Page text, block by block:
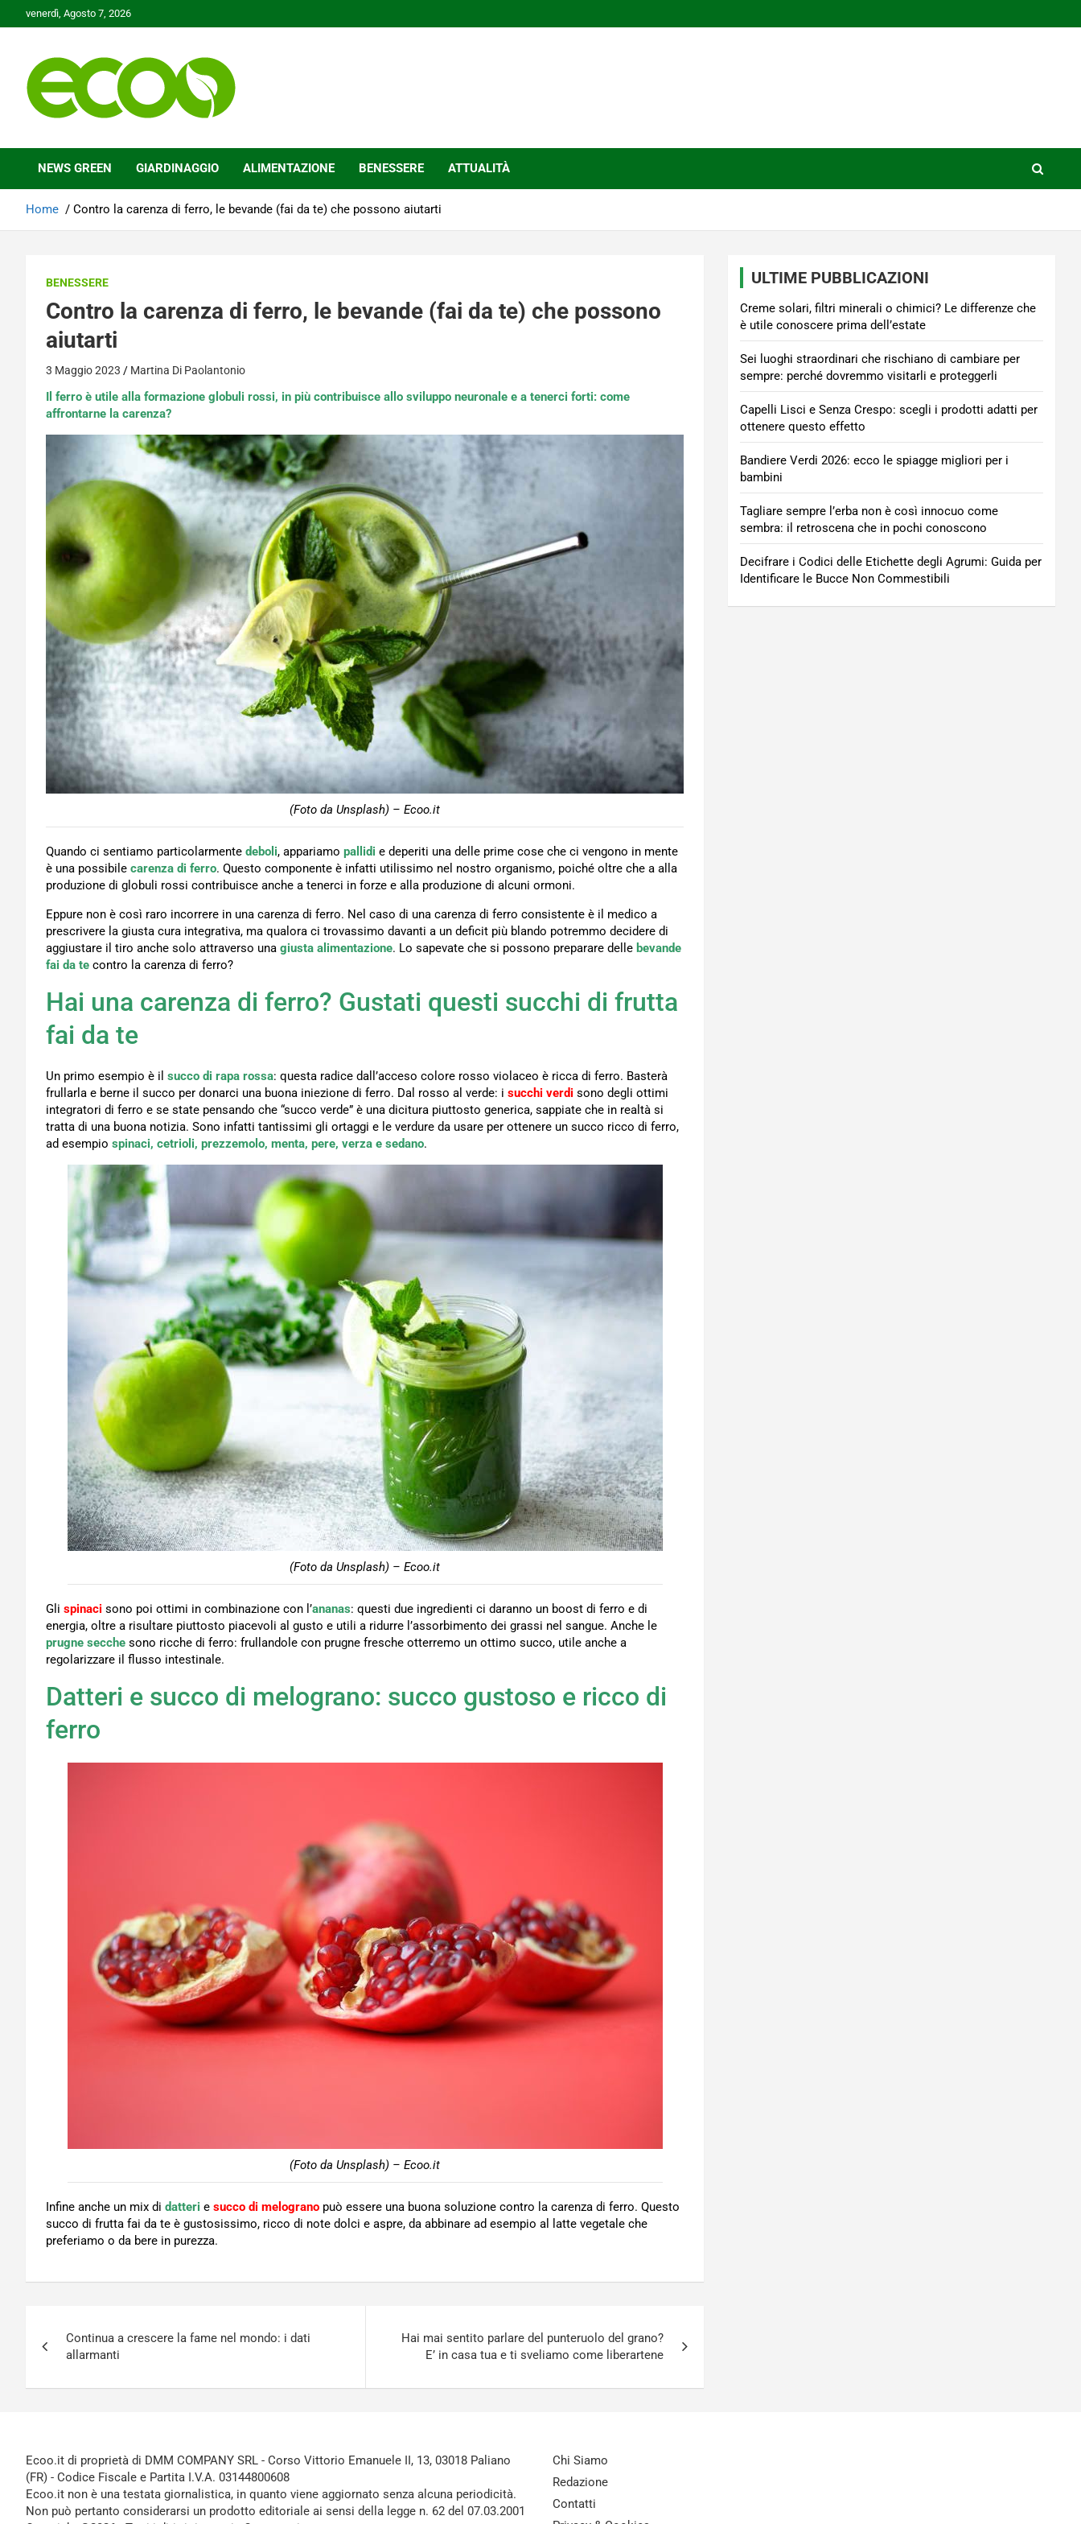
to
venerdì, Agosto 7, 2026
Ecoo.it
NEWS GREEN GIARDINAGGIO ALIMENTAZIONE BENESSERE ATTUALITÀ
Home Contro la carenza di ferro, le bevande (fai da te) che possono aiutarti
BENESSERE
Contro la carenza di ferro, le bevande (fai da te) che possono
aiutarti
3 Maggio 2023 Martina Di Paolantonio
Il ferro è utile alla formazione globuli rossi, in più contribuisce allo sviluppo neuronale e a tenerci forti: come
affrontarne la carenza?
(Foto da Unsplash) – Ecoo.it
Quando ci sentiamo particolarmente deboli, appariamo pallidi e deperiti una delle prime cose che ci vengono in mente
è una possibile carenza di ferro. Questo componente è infatti utilissimo nel nostro organismo, poiché oltre che a alla
produzione di globuli rossi contribuisce anche a tenerci in forze e alla produzione di alcuni ormoni.
Eppure non è così raro incorrere in una carenza di ferro. Nel caso di una carenza di ferro consistente è il medico a
prescrivere la giusta cura integrativa, ma qualora ci trovassimo davanti a un deficit più blando potremmo decidere di
aggiustare il tiro anche solo attraverso una giusta alimentazione. Lo sapevate che si possono preparare delle bevande
fai da te contro la carenza di ferro?
Hai una carenza di ferro? Gustati questi succhi di frutta
fai da te
Un primo esempio è il succo di rapa rossa: questa radice dall’acceso colore rosso violaceo è ricca di ferro. Basterà
frullarla e berne il succo per donarci una buona iniezione di ferro. Dal rosso al verde: i succhi verdi sono degli ottimi
integratori di ferro e se state pensando che “succo verde” è una dicitura piuttosto generica, sappiate che in realtà si
tratta di una buona notizia. Sono infatti tantissimi gli ortaggi e le verdure da usare per ottenere un succo ricco di ferro,
ad esempio spinaci, cetrioli, prezzemolo, menta, pere, verza e sedano.
(Foto da Unsplash) – Ecoo.it
Gli spinaci sono poi ottimi in combinazione con l’ananas: questi due ingredienti ci daranno un boost di ferro e di
energia, oltre a risultare piuttosto piacevoli al gusto e utili a ridurre l’assorbimento dei grassi nel sangue. Anche le
prugne secche sono ricche di ferro: frullandole con prugne fresche otterremo un ottimo succo, utile anche a
regolarizzare il flusso intestinale.
Datteri e succo di melograno: succo gustoso e ricco di
ferro
(Foto da Unsplash) – Ecoo.it
Infine anche un mix di datteri e succo di melograno può essere una buona soluzione contro la carenza di ferro. Questo
succo di frutta fai da te è gustosissimo, ricco di note dolci e aspre, da abbinare ad esempio al latte vegetale che
preferiamo o da bere in purezza.
articoli
Continua a crescere la fame nel mondo: i dati
allarmanti
Hai mai sentito parlare del punteruolo del grano?
E’ in casa tua e ti sveliamo come liberartene
ULTIME PUBBLICAZIONI
Creme solari, filtri minerali o chimici? Le differenze che
è utile conoscere prima dell’estate
Sei luoghi straordinari che rischiano di cambiare per
sempre: perché dovremmo visitarli e proteggerli
Capelli Lisci e Senza Crespo: scegli i prodotti adatti per
ottenere questo effetto
Bandiere Verdi 2026: ecco le spiagge migliori per i
bambini
Tagliare sempre l’erba non è così innocuo come
sembra: il retroscena che in pochi conoscono
Decifrare i Codici delle Etichette degli Agrumi: Guida per
Identificare le Bucce Non Commestibili
Ecoo.it di proprietà di DMM COMPANY SRL - Corso Vittorio Emanuele II, 13, 03018 Paliano
(FR) - Codice Fiscale e Partita I.V.A. 03144800608
Ecoo.it non è una testata giornalistica, in quanto viene aggiornato senza alcuna periodicità.
Non può pertanto considerarsi un prodotto editoriale ai sensi della legge n. 62 del 07.03.2001
Chi Siamo
Redazione
Contatti